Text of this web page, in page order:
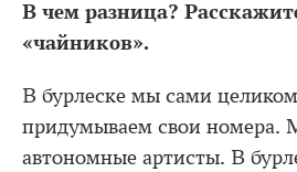
В чем разница?
«чайников».
В бурлеске мы сами
придумываем свои номера.
автономные артисты. В